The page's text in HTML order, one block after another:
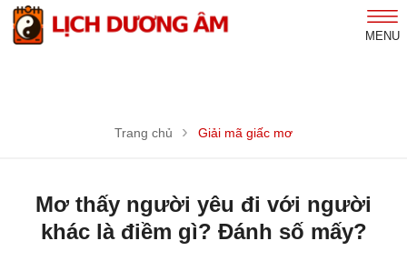
MENU
Trang chủ Giải mã giấc mơ
Mơ thấy người yêu đi với người
khác là điềm gì? Đánh số mấy?